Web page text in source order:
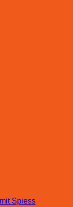
Spiess